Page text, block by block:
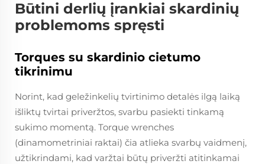
Būtini derlių įrankiai skardinių
problemoms spręsti
Torques su skardinio cietumo
tikrinimu
Norint, kad geležinkelių tvirtinimo detalės ilgą laiką
išliktų tvirtai priveržtos, svarbu pasiekti tinkamą
sukimo momentą. Torque wrenches
(dinamometriniai raktai) čia atlieka svarbų vaidmenį,
užtikrindami, kad varžtai būtų priveržti atitinkamai